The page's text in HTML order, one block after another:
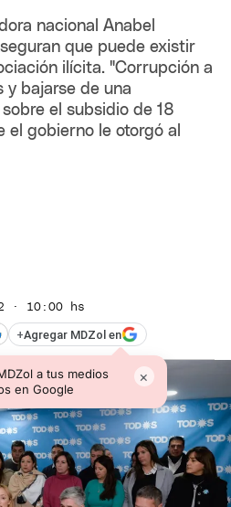
nacional Anabel
que puede existir
ilícita. "Corrupción a
y bajarse de una
el subsidio de 18
el gobierno le otorgó al
· 10:00 hs
+Agregar MDZol en
a tus medios
en Google
×